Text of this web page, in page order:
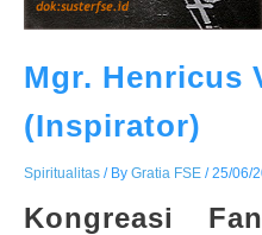
Mgr. Henricus
(Inspirator)
Spiritualitas / By Gratia FSE /25/06/
Kongreasi